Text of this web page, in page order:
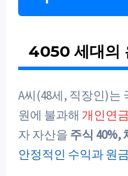
4050 세대의
A씨(48세, 직장인)는
원에 불과해 개인연
자 자산을 주식 40%,
안정적인 수익과 원